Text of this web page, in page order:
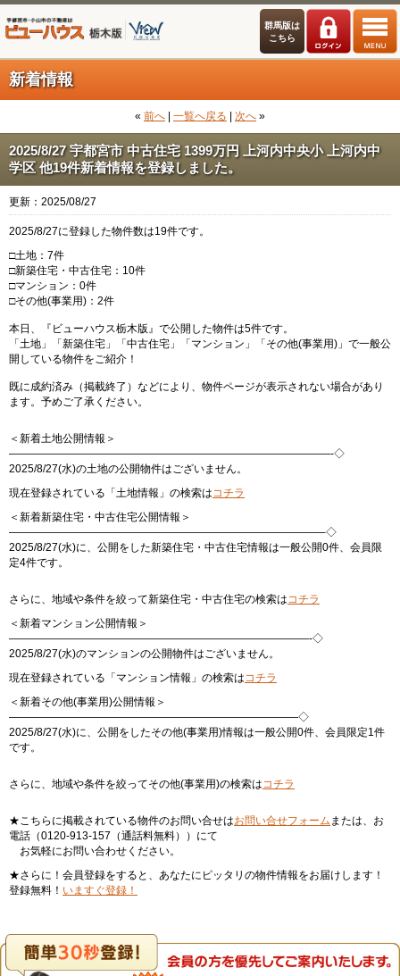
群馬版は
こちら
新着情報
« 前へ 一覧へ戻る 次へ »
2025/8/27 宇都宮市 中古住宅 1399万円 上河内中央小 上河内中
学区 他19件新着情報を登録しました。
更新：2025/08/27
2025/8/27に登録した物件数は19件です。
□土地：7件
□新築住宅・中古住宅：10件
□マンション：0件
□その他(事業用)：2件
本日、『ビューハウス栃木版』で公開した物件は5件です。
「土地」「新築住宅」「中古住宅」「マンション」「その他(事業用)」で一般公
開している物件をご紹介！
既に成約済み（掲載終了）などにより、物件ページが表示されない場合があり
ます。予めご了承ください。
＜新着土地公開情報＞
——————————————————————————————-◇
2025/8/27(水)の土地の公開物件はございません。
現在登録されている「土地情報」の検索はコチラ
＜新着新築住宅・中古住宅公開情報＞
—————————————————————————————–◇
2025/8/27(水)に、公開をした新築住宅・中古住宅情報は一般公開0件、会員限
定4件です。
さらに、地域や条件を絞って新築住宅・中古住宅の検索はコチラ
＜新着マンション公開情報＞
————————————————————————————-◇
2025/8/27(水)のマンションの公開物件はございません。
現在登録されている「マンション情報」の検索はコチラ
＜新着その他(事業用)公開情報＞
———————————————————————————◇
2025/8/27(水)に、公開をしたその他(事業用)情報は一般公開0件、会員限定1件
です。
さらに、地域や条件を絞ってその他(事業用)の検索はコチラ
★こちらに掲載されている物件のお問い合せはお問い合せフォーム または、お
電話（0120-913-157（通話料無料））にて
お気軽にお問い合わせください。
★さらに！会員登録をすると、あなたにピッタリの物件情報をお届けします！
登録無料！ いますぐ登録！